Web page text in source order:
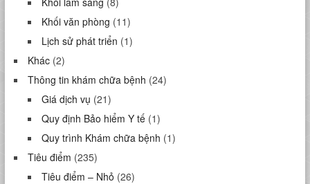
Khối văn phòng (11)
Lịch sử phát triển (1)
Khác(2)
Thông tin khám chữa bệnh (24)
Giá dịch vụ (21)
Quy định Bảo hiểm Y tế(1)
Quy trình Khám chữa bệnh (1)
Tiêu điểm (235)
Tiêu điểm – Nhỏ (26)